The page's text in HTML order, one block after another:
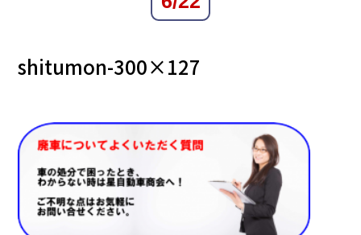
shitumon-300×127